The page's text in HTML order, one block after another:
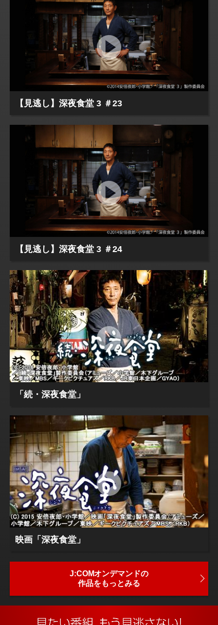
【見逃し】深夜食堂 3 ＃23
【見逃し】深夜食堂 3 ＃24
「続・深夜食堂」
映画「深夜食堂」
J:COMオンデマンドの
作品をもっとみる